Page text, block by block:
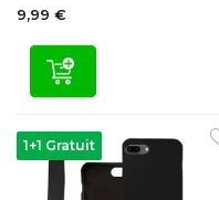
9,99 €
1+1 Gratuit